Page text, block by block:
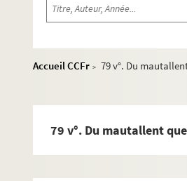
Accueil CCFr > 79 v°. Du
79 v°. Du mautallent
39. De l'escarmousche
40 v°. Comment les
47 v°. Comment le duc